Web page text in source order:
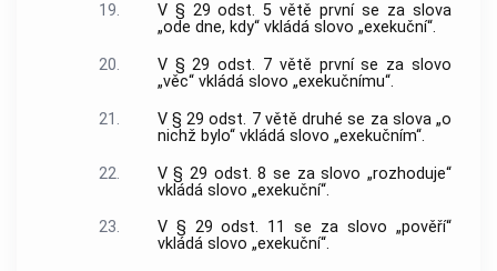
19.
V § 29 odst. 5 větě první se za slova
„ode dne, kdy“ vkládá slovo „exekuční“.
20.
V § 29 odst. 7 větě první se za slovo
„věc“ vkládá slovo „exekučnímu“.
21.
V § 29 odst. 7 větě druhé se za slova „o
nichž bylo“ vkládá slovo „exekučním“.
22.
V § 29 odst. 8 se za slovo „rozhoduje“
vkládá slovo „exekuční“.
23.
V § 29 odst. 11 se za slovo „pověří“
vkládá slovo „exekuční“.